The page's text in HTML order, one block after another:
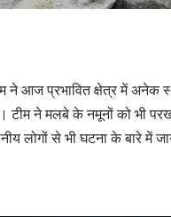
ने आज प्रभावित क्षेत्र में
टीम ने मलबे के नमूनों को भी
लोगों से भी घटना के बारे में